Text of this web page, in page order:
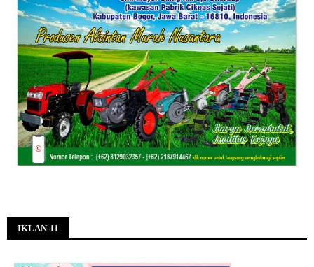
IKLAN-11